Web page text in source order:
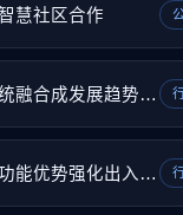
慧社区合作
人脸识别门禁与其他系统融合成发展趋势之一
发挥小区人脸识别门禁功能优势强化出入管理